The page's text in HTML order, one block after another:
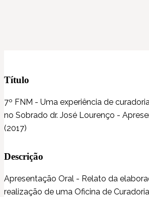
Título
7º FNM - Uma experiência de
no Sobrado dr. José Lourenço -
(2017)
Descrição
Apresentação Oral - Relato da
realização de uma Oficina de